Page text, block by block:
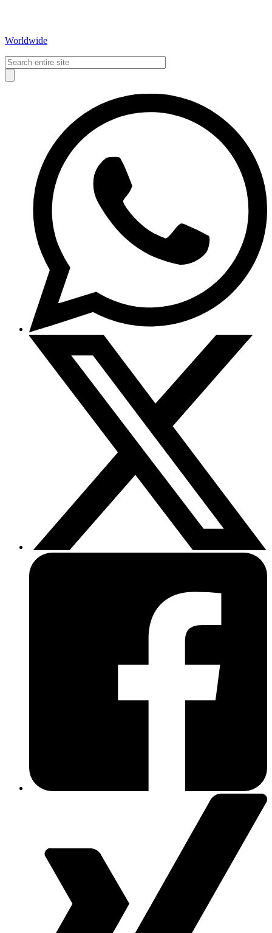
Worldwide